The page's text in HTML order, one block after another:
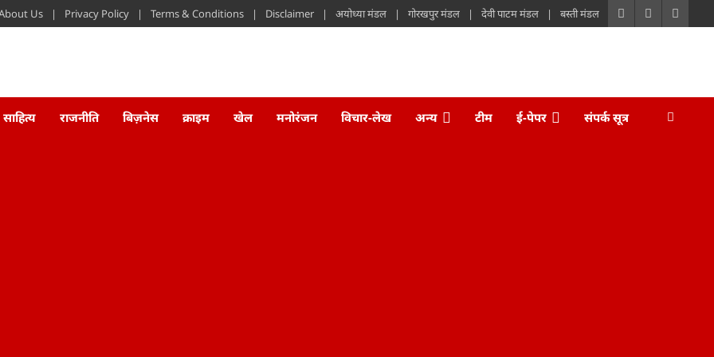
Us Privacy Policy Terms & Conditions Disclaimer अयोध्या मंडल गोरखपुर मंडल देवी पाटम मंडल बस्ती मंडल
साहित्य राजनीति बिज़नेस क्राइम खेल मनोरंजन विचार-लेख अन्य टीम ई-पेपर संपर्क सूत्र